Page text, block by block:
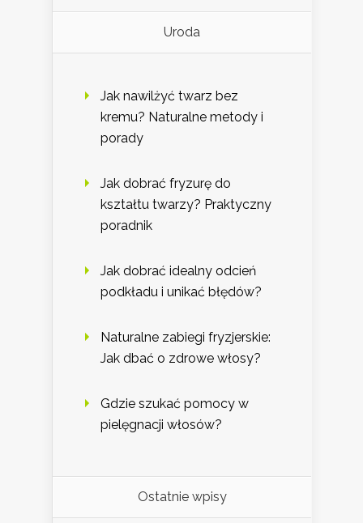
Uroda
Jak nawilżyć twarz bez
kremu? Naturalne metody i
porady
Jak dobrać fryzurę do
kształtu twarzy? Praktyczny
poradnik
Jak dobrać idealny odcień
podkładu i unikać błędów?
Naturalne zabiegi fryzjerskie:
Jak dbać o zdrowe włosy?
Gdzie szukać pomocy w
pielęgnacji włosów?
Ostatnie wpisy